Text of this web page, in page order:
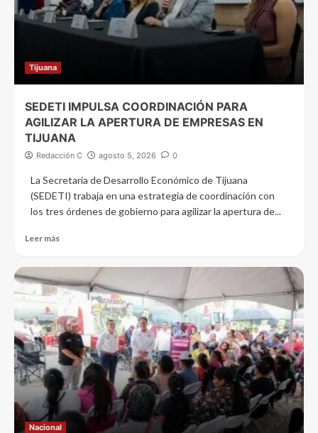
Tijuana
SEDETI IMPULSA COORDINACIÓN PARA
AGILIZAR LA APERTURA DE EMPRESAS EN
TIJUANA
Redacción C agosto 5, 2026 0
La Secretaría de Desarrollo Económico de Tijuana
(SEDETI) trabaja en una estrategia de coordinación con
los tres órdenes de gobierno para agilizar la apertura de...
Leer más
Nacional